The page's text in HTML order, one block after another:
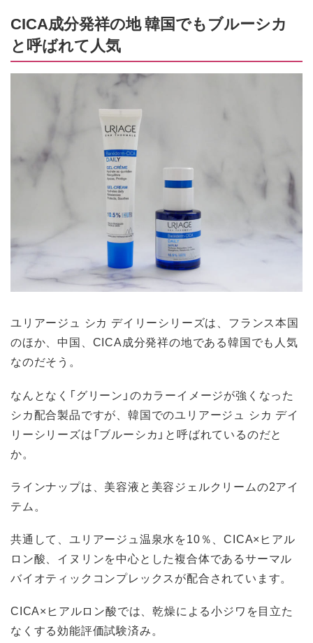
CICA成分発祥の地 韓国でもブルーシカ
と呼ばれて人気
ユリアージュ シカ デイリーシリーズは、フランス本国
のほか、中国、CICA成分発祥の地である韓国でも人気
なのだそう。
なんとなく「グリーン」のカラーイメージが強くなった
シカ配合製品ですが、韓国でのユリアージュ シカ デイ
リーシリーズは「ブルーシカ」と呼ばれているのだと
か。
ラインナップは、美容液と美容ジェルクリームの2アイ
テム。
共通して、ユリアージュ温泉水を10％、CICA×ヒアル
ロン酸、イヌリンを中心とした複合体であるサーマル
バイオティックコンプレックスが配合されています。
CICA×ヒアルロン酸では、乾燥による小ジワを目立た
なくする効能評価試験済み。